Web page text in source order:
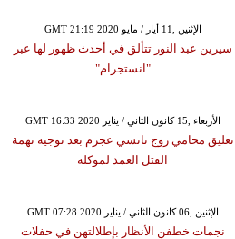
GMT 21:19 2020 الإثنين ,11 أيار / مايو
سيرين عبد النور تتألق في أحدث ظهور لها عبر
"انستجرام"
GMT 16:33 2020 الأربعاء ,15 كانون الثاني / يناير
تعليق محامي زوج نانسي عجرم بعد توجيه تهمة
القتل العمد لموكله
GMT 07:28 2020 الإثنين ,06 كانون الثاني / يناير
نجمات خطفن الأنظار بإطلالتهن في حفلات